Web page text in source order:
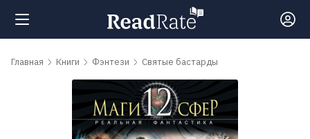
Поиск
Главная Книги Фэнтези Святые бастарды